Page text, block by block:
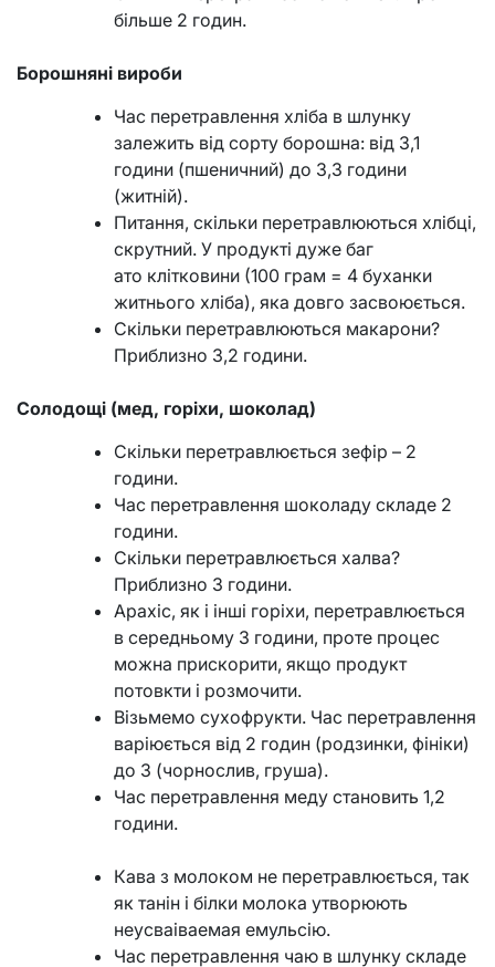
більше 2 годин.
Борошняні вироби
Час перетравлення хліба в шлунку
залежить від сорту борошна: від 3,1
години (пшеничний) до 3,3 години
(житній).
Питання, скільки перетравлюються хлібці,
скрутний. У продукті дуже баг
ато клітковини (100 грам = 4 буханки
житнього хліба), яка довго засвоюється.
Скільки перетравлюються макарони?
Приблизно 3,2 години.
Солодощі (мед, горіхи, шоколад)
Скільки перетравлюється зефір – 2
години.
Час перетравлення шоколаду складе 2
години.
Скільки перетравлюється халва?
Приблизно 3 години.
Арахіс, як і інші горіхи, перетравлюється
в середньому 3 години, проте процес
можна прискорити, якщо продукт
потовкти і розмочити.
Візьмемо сухофрукти. Час перетравлення
варіюється від 2 годин (родзинки, фініки)
до 3 (чорнослив, груша).
Час перетравлення меду становить 1,2
години.
Кава з молоком не перетравлюється, так
як танін і білки молока утворюють
неусваіваемая емульсію.
Час перетравлення чаю в шлунку складе